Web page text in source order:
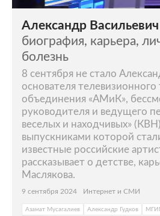
Александр
биография, карьера,
болезнь
8 сентября не стало
основателя телевизионного
объединения «АМиК»,
руководителя и ведущего
веселых и находчивых»
выпускниками которой
известные российские
рассказывает о детстве,
Маслякова.
9 сентября 2024 Интернет и СМИ
Азамат Мусагалиев Александр Гудков